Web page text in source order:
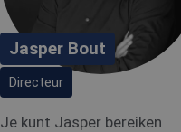
Jasper Bout
Directeur
Je kunt Jasper bereiken